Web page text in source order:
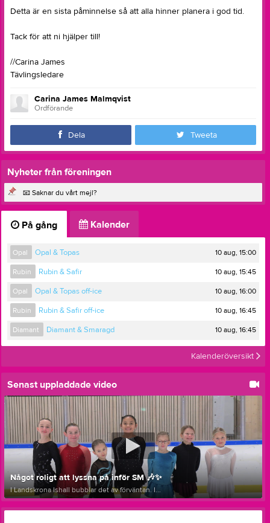
Detta är en sista påminnelse så att alla hinner planera i god tid.
Tack för att ni hjälper till!
//Carina James
Tävlingsledare
Carina James Malmqvist
Ordförande
Dela Tweeta
Nyheter från föreningen
📧 Saknar du vårt mejl?
På gång Kalender
Opal Opal & Topas 10 aug, 15:00
Rubin Rubin & Safir 10 aug, 15:45
Opal Opal & Topas off-ice 10 aug, 16:00
Rubin Rubin & Safir off-ice 10 aug, 16:45
Diamant Diamant & Smaragd 10 aug, 16:45
Kalenderöversikt
Senast uppladdade video
Något roligt att lyssna på inför SM 🎶✨
I Landskrona Ishall bubblar det av förväntan. I...